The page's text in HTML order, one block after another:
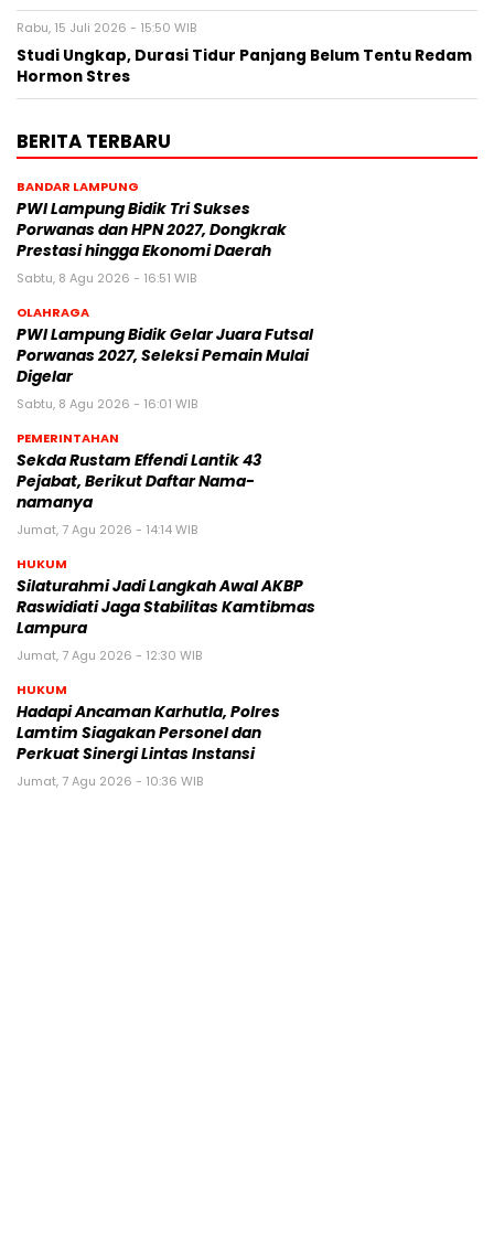
Rabu, 15 Juli 2026 - 15:50 WIB
Studi Ungkap, Durasi Tidur Panjang Belum Tentu Redam
Hormon Stres
BERITA TERBARU
BANDAR LAMPUNG
PWI Lampung Bidik Tri Sukses
Porwanas dan HPN 2027, Dongkrak
Prestasi hingga Ekonomi Daerah
Sabtu, 8 Agu 2026 - 16:51 WIB
OLAHRAGA
PWI Lampung Bidik Gelar Juara Futsal
Porwanas 2027, Seleksi Pemain Mulai
Digelar
Sabtu, 8 Agu 2026 - 16:01 WIB
PEMERINTAHAN
Sekda Rustam Effendi Lantik 43
Pejabat, Berikut Daftar Nama-
namanya
Jumat, 7 Agu 2026 - 14:14 WIB
HUKUM
Silaturahmi Jadi Langkah Awal AKBP
Raswidiati Jaga Stabilitas Kamtibmas
Lampura
Jumat, 7 Agu 2026 - 12:30 WIB
HUKUM
Hadapi Ancaman Karhutla, Polres
Lamtim Siagakan Personel dan
Perkuat Sinergi Lintas Instansi
Jumat, 7 Agu 2026 - 10:36 WIB